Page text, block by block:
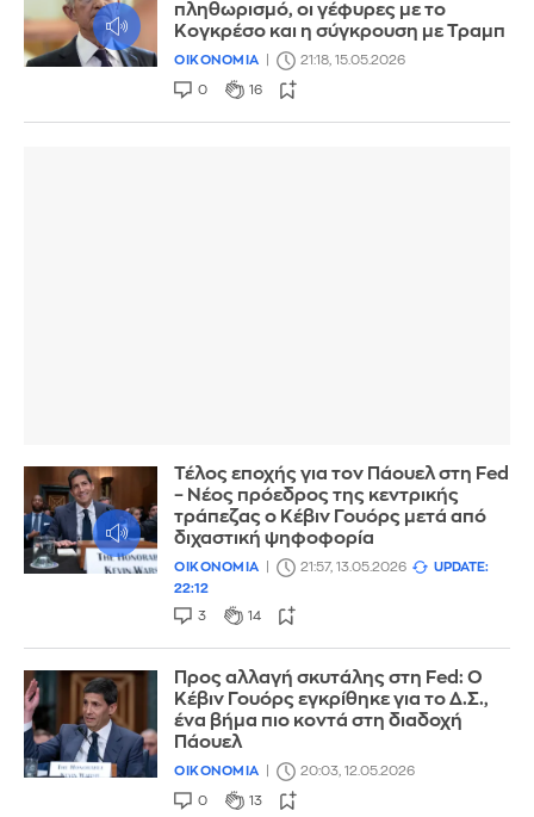
πληθωρισμό, οι γέφυρες με το
Κογκρέσο και η σύγκρουση με Τραμπ
ΟΙΚΟΝΟΜΙΑ 21:18, 15.05.2026
0 16
Τέλος εποχής για τον Πάουελ στη Fed
– Νέος πρόεδρος της κεντρικής
τράπεζας ο Κέβιν Γουόρς μετά από
διχαστική ψηφοφορία
ΟΙΚΟΝΟΜΙΑ 21:57, 13.05.2026
UPDATE:
22:12
3 14
Προς αλλαγή σκυτάλης στη Fed: Ο
Κέβιν Γουόρς εγκρίθηκε για το Δ.Σ.,
ένα βήμα πιο κοντά στη διαδοχή
Πάουελ
ΟΙΚΟΝΟΜΙΑ 20:03, 12.05.2026
0 13